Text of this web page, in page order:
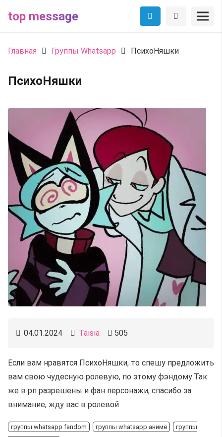
top message
Главная Группы Whatsapp ПсихоНяшки
ПсихоНяшки
04.01.2024 Taisia 505
Если вам нравятся ПсихоНяшки, то спешу предложить
вам свою чудесную ролевую, по этому фэндому.Так
же в рп разрешены и фан персонажи, спасибо за
внимание, жду вас в ролевой
группы whatsapp fandom группы whatsapp аниме
группы